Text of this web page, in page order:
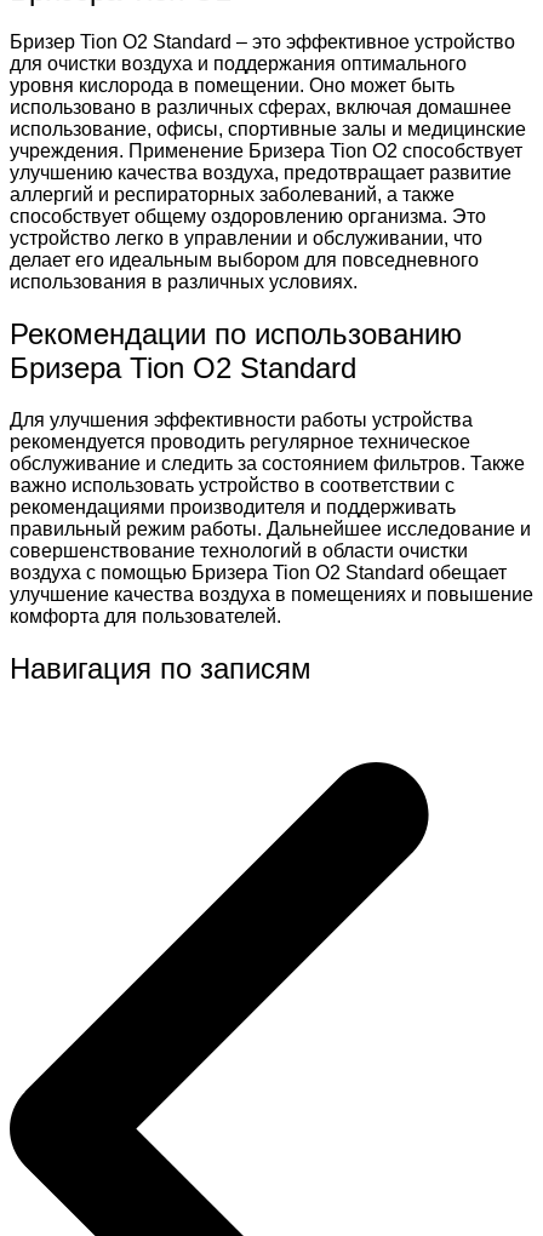
Бризер Tion O2 Standard – это эффективное устройство
для очистки воздуха и поддержания оптимального
уровня кислорода в помещении. Оно может быть
использовано в различных сферах, включая домашнее
использование, офисы, спортивные залы и медицинские
учреждения. Применение Бризера Tion O2 способствует
улучшению качества воздуха, предотвращает развитие
аллергий и респираторных заболеваний, а также
способствует общему оздоровлению организма. Это
устройство легко в управлении и обслуживании, что
делает его идеальным выбором для повседневного
использования в различных условиях.
Рекомендации по использованию
Бризера Tion O2 Standard
Для улучшения эффективности работы устройства
рекомендуется проводить регулярное техническое
обслуживание и следить за состоянием фильтров. Также
важно использовать устройство в соответствии с
рекомендациями производителя и поддерживать
правильный режим работы. Дальнейшее исследование и
совершенствование технологий в области очистки
воздуха с помощью Бризера Tion O2 Standard обещает
улучшение качества воздуха в помещениях и повышение
комфорта для пользователей.
Навигация по записям